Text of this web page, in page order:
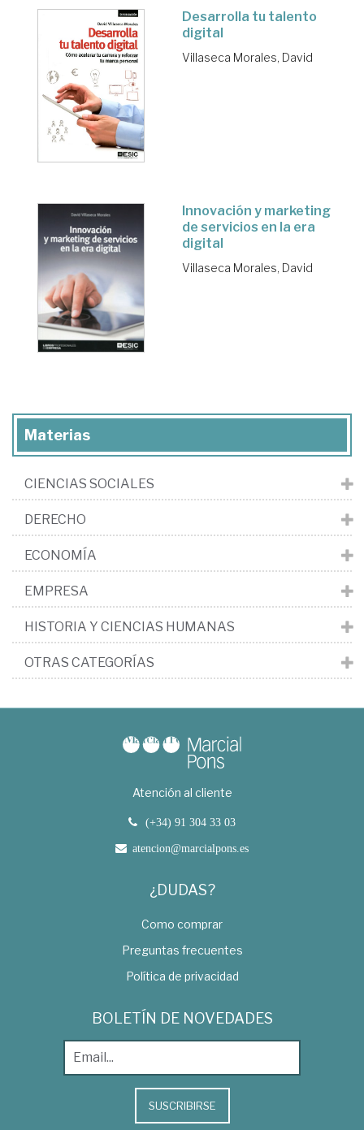
Desarrolla tu talento
digital
Villaseca Morales, David
Innovación y marketing
de servicios en la era
digital
Villaseca Morales, David
Materias
CIENCIAS SOCIALES
DERECHO
ECONOMÍA
EMPRESA
HISTORIA Y CIENCIAS HUMANAS
OTRAS CATEGORÍAS
Atención al cliente
(+34) 91 304 33 03
atencion@marcialpons.es
¿DUDAS?
Como comprar
Preguntas frecuentes
Política de privacidad
BOLETÍN DE NOVEDADES
SUSCRIBIRSE